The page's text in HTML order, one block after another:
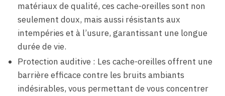
matériaux de qualité, ces cache-oreilles sont non
seulement doux, mais aussi résistants aux
intempéries et à l’usure, garantissant une longue
durée de vie.
Protection auditive : Les cache-oreilles offrent une
barrière efficace contre les bruits ambiants
indésirables, vous permettant de vous concentrer